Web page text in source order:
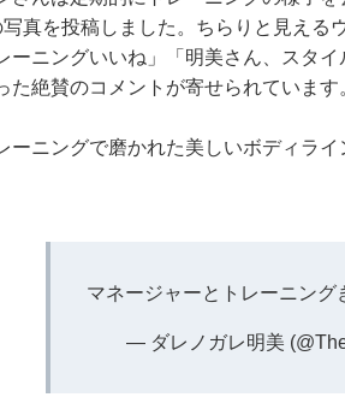
写真を投稿しました。ちらりと見え
ーニングいいね」「明美さん、スタ
た絶賛のコメントが寄せられています
ーニングで磨かれた美しいボディラ
マネージャーとトレーニング
— ダレノガレ明美